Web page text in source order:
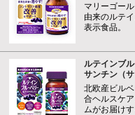
マリーゴー
由来のルテ
表示食品。
ルテインブ
サンチン（サ
北欧産ビル
合ヘルスケ
ムがお届け